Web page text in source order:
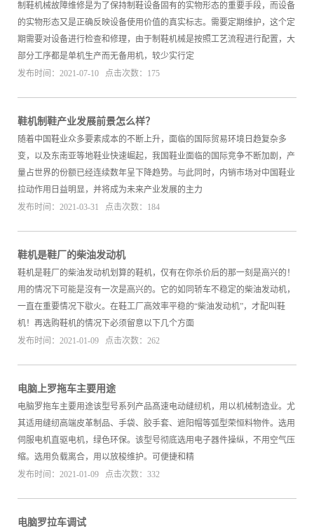
制鞋机械故障维修是为了保持制鞋设备固有的实物形态的重要手段，而设备
的实物形态又是正确反映设备使用价值的真实标志。需要定期维护，这个定
期需要对设备进行检查和修理，由于制鞋机械是按照工艺流程进行配置，大
部分工序都是单机生产而无备用机，较少实行定
发布时间：2021-07-10 点击次数：175
鞋机制鞋产业发展前景怎么样？
随着中国鞋业众多要素成本的不断上升，面临的国际贸易环境日趋复杂多
变，以及东南亚等地鞋业快速崛起，我国鞋业面临的国际竞争不断加剧，产
量占世界的份额已经连续数年呈下降趋势。与此同时，内销市场对中国鞋业
拉动作用日益明显，并将成为未来产业发展的主力
发布时间：2021-03-31 点击次数：184
鞋机是鞋厂的柴油发动机
鞋机是鞋厂的柴油发动机划算的鞋机，仅有在你杀价后的那一刻是高兴的！
用的情况下可能是沒有一次是高兴的。它的如同轿车不稳定的柴油发动机，
一直在重要情况下歇火。在鞋工厂高效率平稳的“柴油发动机”，才配叫鞋
机！再选购鞋机的情况下必须留意以下几个方面
发布时间：2021-01-09 点击次数：262
电脑上罗拖车主要用途
电脑罗拖车主要用途该型号系列产品髙速电动缝纫机，用以机械制造业。尤
其适用缝纫高端皮革制品、手袋、胶手套、遮阳帽等弧型荣恒料物件。选用
伺服电机直驱电机，绿色环保。该型号彻底选用电子器件操纵，不用空气压
缩。选用负载离合，用以放梭维护。可便捷和精
发布时间：2021-01-09 点击次数：332
电脑罗拉车调试